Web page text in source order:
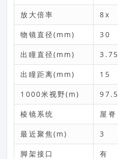
放大倍率 8x
物镜直径(mm) 30
出瞳直径(mm) 3.75
出瞳距离(mm) 15
1000米视野(m) 97.5
棱镜系统 屋脊
最近聚焦(m) 3
脚架接口 有